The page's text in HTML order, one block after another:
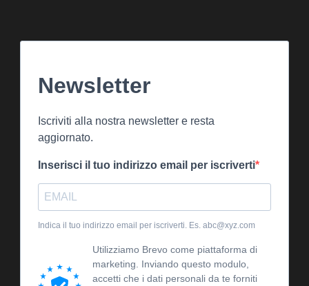
Newsletter
Iscriviti alla nostra newsletter e resta
aggiornato.
Inserisci il tuo indirizzo email per iscriverti
Indica il tuo indirizzo email per iscriverti. Es. abc@xyz.com
Utilizziamo Brevo come piattaforma di
marketing. Inviando questo modulo,
accetti che i dati personali da te forniti